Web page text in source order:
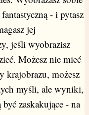
- i pytasz
jej
jeśli wyobrazisz
Możesz nie mieć
krajobrazu, możesz
myśli, ale wyniki,
zaskakujące - na